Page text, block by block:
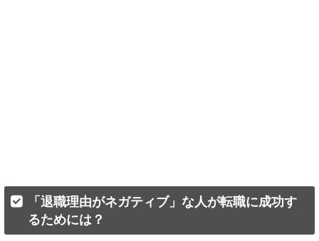
「退職理由がネガティブ」な人が転職に成功す
るためには？